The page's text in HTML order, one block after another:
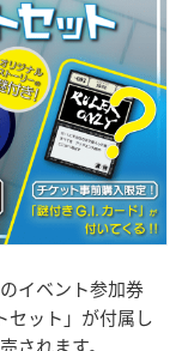
イベント参加券
セット」が付属し